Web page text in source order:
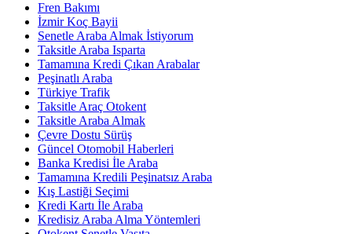
Fren Bakımı
İzmir Koç Bayii
Senetle Araba Almak İstiyorum
Taksitle Araba Isparta
Tamamına Kredi Çıkan Arabalar
Peşinatlı Araba
Türkiye Trafik
Taksitle Araç Otokent
Taksitle Araba Almak
Çevre Dostu Sürüş
Güncel Otomobil Haberleri
Banka Kredisi İle Araba
Tamamına Kredili Peşinatsız Araba
Kış Lastiği Seçimi
Kredi Kartı İle Araba
Kredisiz Araba Alma Yöntemleri